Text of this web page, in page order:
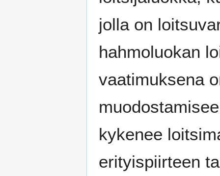
jolla on
hahmoluokan
vaatimuksena
kykenee
erityispiirteen